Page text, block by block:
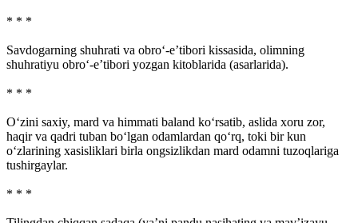
* * *
Savdogarning shuhrati va obro‘-e’tibori kissasida, olimning
shuhratiyu obro‘-e’tibori yozgan kitoblarida (asarlarida).
* * *
O‘zini saxiy, mard va himmati baland ko‘rsatib, aslida xoru zor,
haqir va qadri tuban bo‘lgan odamlardan qo‘rq, toki bir kun
o‘zlarining xasisliklari birla ongsizlikdan mard odamni tuzoqlariga
tushirgaylar.
* * *